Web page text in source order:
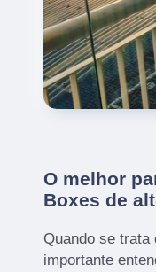
O melhor
Boxes de
Quando se trata
importante